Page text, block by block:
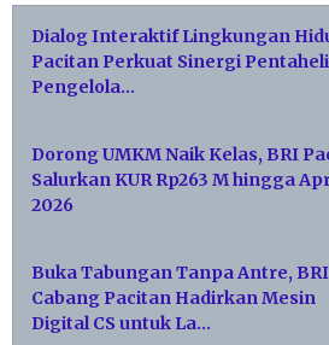
Dialog Interaktif Lingkungan
Pacitan Perkuat Sinergi
Pengelola…
Dorong UMKM Naik Kelas, BRI
Salurkan KUR Rp263 M hingga
2026
Buka Tabungan Tanpa Antre, BRI
Cabang Pacitan Hadirkan Mesin
Digital CS untuk La…